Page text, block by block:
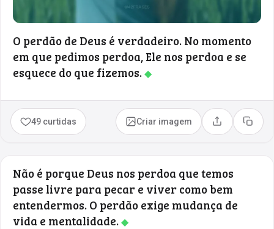
O perdão de Deus é verdadeiro. No momento
em que pedimos perdoa, Ele nos perdoa e se
esquece do que fizemos.◆
49 curtidas Criar imagem Compartilhar
Copiar
Não é porque Deus nos perdoa que temos
passe livre para pecar e viver como bem
entendermos. O perdão exige mudança de
vida e mentalidade.◆